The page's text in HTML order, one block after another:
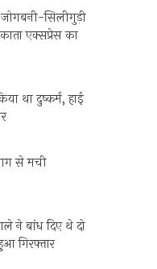
सिलीगुड़ी
एक्सप्रेस का
था दुष्कर्म, हाई
से मची
ने बांध दिए थे दो
गिरफ्तार